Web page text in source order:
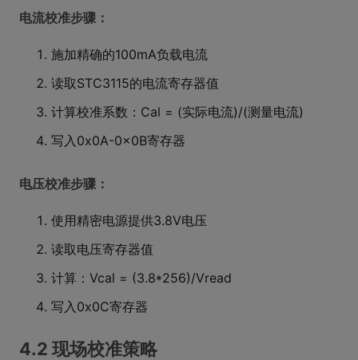
电流校准步骤：
施加精确的100mA负载电流
读取STC3115的电流寄存器值
计算校准系数：Cal = (实际电流)/(测量电流)
写入0x0A-0x0B寄存器
电压校准步骤：
使用精密电源提供3.8V电压
读取电压寄存器值
计算：Vcal = (3.8*256)/Vread
写入0x0C寄存器
4.2 现场校准策略